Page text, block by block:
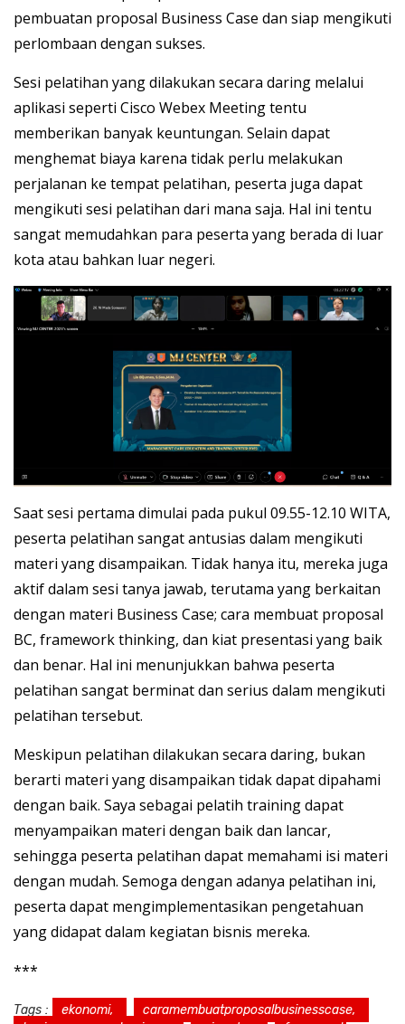
pembuatan proposal Business Case dan siap mengikuti
perlombaan dengan sukses.
Sesi pelatihan yang dilakukan secara daring melalui
aplikasi seperti Cisco Webex Meeting tentu
memberikan banyak keuntungan. Selain dapat
menghemat biaya karena tidak perlu melakukan
perjalanan ke tempat pelatihan, peserta juga dapat
mengikuti sesi pelatihan dari mana saja. Hal ini tentu
sangat memudahkan para peserta yang berada di luar
kota atau bahkan luar negeri.
Saat sesi pertama dimulai pada pukul 09.55-12.10 WITA,
peserta pelatihan sangat antusias dalam mengikuti
materi yang disampaikan. Tidak hanya itu, mereka juga
aktif dalam sesi tanya jawab, terutama yang berkaitan
dengan materi Business Case; cara membuat proposal
BC, framework thinking, dan kiat presentasi yang baik
dan benar. Hal ini menunjukkan bahwa peserta
pelatihan sangat berminat dan serius dalam mengikuti
pelatihan tersebut.
Meskipun pelatihan dilakukan secara daring, bukan
berarti materi yang disampaikan tidak dapat dipahami
dengan baik. Saya sebagai pelatih training dapat
menyampaikan materi dengan baik dan lancar,
sehingga peserta pelatihan dapat memahami isi materi
dengan mudah. Semoga dengan adanya pelatihan ini,
peserta dapat mengimplementasikan pengetahuan
yang didapat dalam kegiatan bisnis mereka.
***
Tags : ekonomi,
caramembuatproposalbusinesscase,